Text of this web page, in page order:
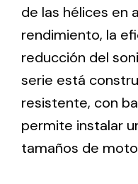
Iluminación
Variedad de
de necesidades.
de las hélices en
rendimiento, la
reducción del
serie está
resistente, con
permite instalar
tamaños de